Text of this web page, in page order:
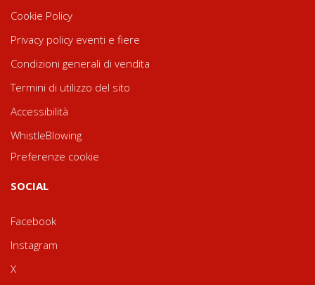
Cookie Policy
Privacy policy eventi e fiere
Condizioni generali di vendita
Termini di utilizzo del sito
Accessibilità
WhistleBlowing
Preferenze cookie
SOCIAL
Facebook
Instagram
X